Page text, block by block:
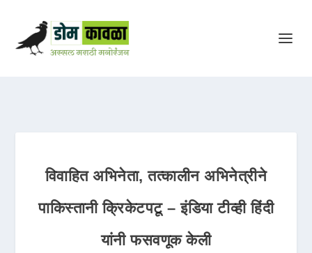
विवाहित अभिनेता, तत्कालीन अभिनेत्रीने
पाकिस्तानी क्रिकेटपटू – इंडिया टीव्ही हिंदी
यांनी फसवणूक केली